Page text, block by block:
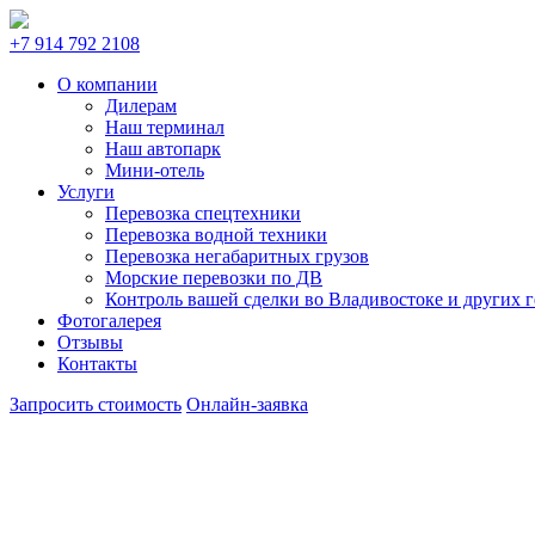
+7 914 792 2108
О компании
Дилерам
Наш терминал
Наш автопарк
Мини-отель
Услуги
Перевозка спецтехники
Перевозка водной техники
Перевозка негабаритных грузов
Морские перевозки по ДВ
Контроль вашей сделки во Владивостоке и других
Фотогалерея
Отзывы
Контакты
Запросить стоимость Онлайн-заявка